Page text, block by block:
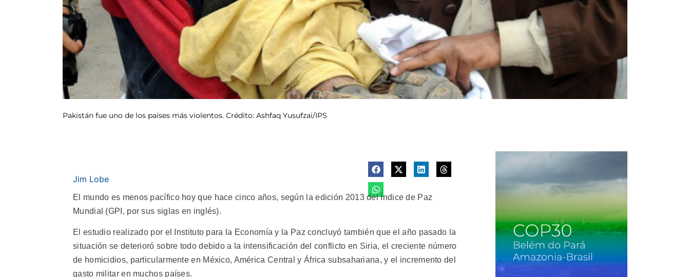
Pakistán fue uno de los países más violentos. Crédito: Ashfaq Yusufzai/IPS
Jim Lobe
El mundo es menos pacífico hoy que hace cinco años, según la edición 2013 del Índice de Paz
Mundial (GPI, por sus siglas en inglés).
El estudio realizado por el Instituto para la Economía y la Paz concluyó también que el año pasado la
situación se deterioró sobre todo debido a la intensificación del conflicto en Siria, el creciente número
de homicidios, particularmente en México, América Central y África subsahariana, y el incremento del
gasto militar en muchos países.